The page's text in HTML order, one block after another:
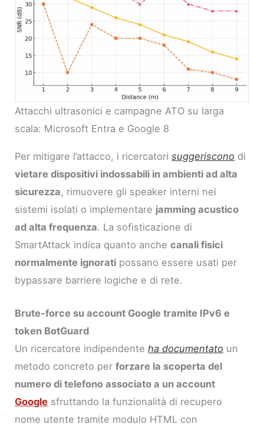
Attacchi ultrasonici e campagne ATO su larga
scala: Microsoft Entra e Google 8
Per mitigare l’attacco, i ricercatorisuggeriscono di
vietare dispositivi indossabili in ambienti ad alta
sicurezza, rimuovere gli speaker interni nei
sistemi isolati o implementare jamming acustico
ad alta frequenza. La sofisticazione di
SmartAttack indica quanto anchecanali fisici
normalmente ignorati possano essere usati per
bypassare barriere logiche e di rete.
Brute-force su account Google tramite IPv6 e
token BotGuard
Un ricercatore indipendenteha documentato un
metodo concreto perforzare la scoperta del
numero di telefono associato a un account
Google sfruttando la funzionalità di recupero
nome utente tramite modulo HTML con